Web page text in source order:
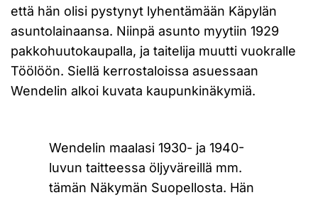
että hän olisi pystynyt lyhentämään Käpylän
asuntolainaansa. Niinpä asunto myytiin 1929
pakkohuutokaupalla, ja taitelija muutti vuokralle
Töölöön. Siellä kerrostaloissa asuessaan
Wendelin alkoi kuvata kaupunkinäkymiä.
Wendelin maalasi 1930- ja 1940-
luvun taitteessa öljyväreillä mm.
tämän Näkymän Suopellosta. Hän